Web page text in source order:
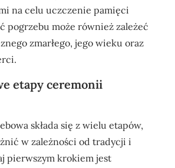
na celu uczczenie pamięci
pogrzebu może również zależeć
zmarłego, jego wieku oraz
etapy ceremonii
składa się z wielu etapów,
w zależności od tradycji i
pierwszym krokiem jest